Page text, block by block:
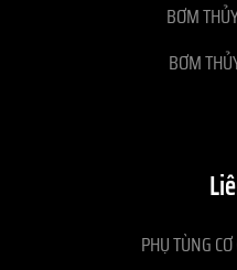
BƠM
BƠM
PHỤ TÙNG